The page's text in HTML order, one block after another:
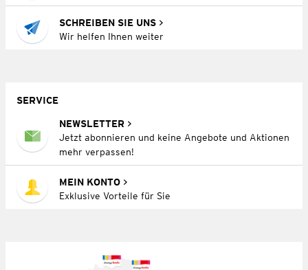
SCHREIBEN SIE UNS
Wir helfen Ihnen weiter
SERVICE
NEWSLETTER
Jetzt abonnieren und keine Angebote und Aktionen
mehr verpassen!
MEIN KONTO
Exklusive Vorteile für Sie